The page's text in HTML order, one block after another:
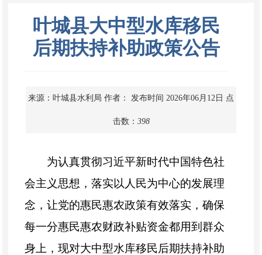
叶城县大中型水库移民
后期扶持补助政策公告
来源：叶城县水利局 作者： 发布时间 2026年06月12日 点
击数： 398
为认真贯彻习近平新时代中国特色社
会主义思想，落实以人民为中心的发展理
念，让党的惠民惠农政策有效落实，确保
每一分惠民惠农财政补贴资金都用到群众
身上，现对大中型水库移民后期扶持补助